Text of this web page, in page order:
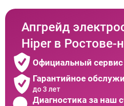
Апгрейд
Hiper в Ростове-
Официальный сервис
Гарантийное
до 3 лет
Диагностика за наш